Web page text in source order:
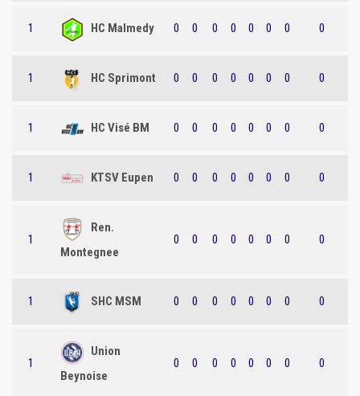
1 HC Malmedy 0 0 0 0 0 0 0 0
1 HC Sprimont 0 0 0 0 0 0 0 0
1 HC Visé BM 0 0 0 0 0 0 0 0
1 KTSV Eupen 0 0 0 0 0 0 0 0
1
Ren.
Montegnee
0 0 0 0 0 0 0 0
1 SHC MSM 0 0 0 0 0 0 0 0
1
Union
Beynoise
0 0 0 0 0 0 0 0